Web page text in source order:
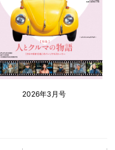
2026年3月号